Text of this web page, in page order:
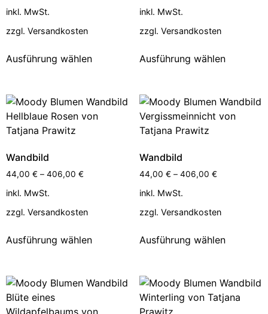
inkl. MwSt.
zzgl. Versandkosten
Ausführung wählen
inkl. MwSt.
zzgl. Versandkosten
Ausführung wählen
Wandbild
44,00 € – 406,00 €
inkl. MwSt.
zzgl. Versandkosten
Ausführung wählen
Wandbild
44,00 € – 406,00 €
inkl. MwSt.
zzgl. Versandkosten
Ausführung wählen